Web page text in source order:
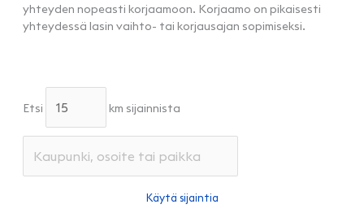
yhteyden nopeasti korjaamoon. Korjaamo on pikaisesti
yhteydessä lasin vaihto- tai korjausajan sopimiseksi.
Etsi km sijainnista